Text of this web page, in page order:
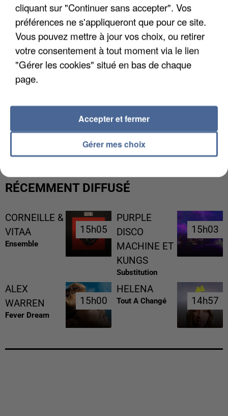
L’UN DES FONDATEURS SUPPOSÉS DE LA DZ
MAFIA INTERPELLÉ EN ALGÉRIE
RÉCEMMENT DIFFUSÉ
CORNEILLE &
VITAA
Ensemble
15h05
15h05
PURPLE
DISCO
MACHINE ET
KUNGS
Substitution
15h03
15h03
ALEX
WARREN
Fever Dream
15h00
15h00
HELENA
Tout A Changé 14h57
14h57
cliquant sur "Continuer sans accepter". Vos
préférences ne s'appliqueront que pour ce site.
Vous pouvez mettre à jour vos choix, ou retirer
votre consentement à tout moment via le lien
"Gérer les cookies" situé en bas de chaque
page.
Gérer mes choix
Accepter et fermer